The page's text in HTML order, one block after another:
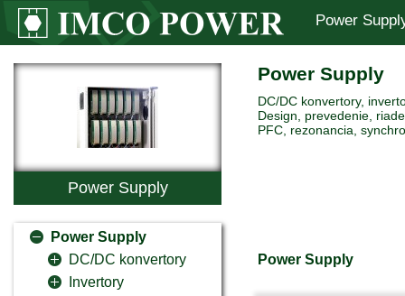
Power
Power Supply
Power Supply
DC/DC konvertory
Invertory
Power Supply
DC/DC konvertory,
Design, prevedenie,
PFC, rezonancia,
Power Supply